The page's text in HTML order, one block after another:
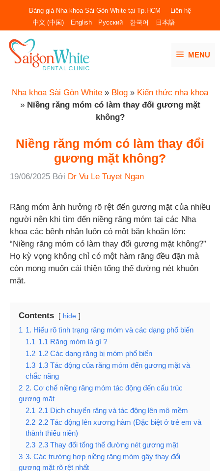
nội
dung
Bảng giá Nha khoa Sài Gòn White tại Tp.HCM
Liên hệ
中文 (中国)
English Русский 한국어 日本語
MENU
Nha khoa Sài Gòn White » Blog » Kiến thức nha khoa
» Niềng răng móm có làm thay đổi gương mặt
không?
Niềng răng móm có làm thay đổi
gương mặt không?
19/06/2025 Bởi Dr Vu Le Tuyet Ngan
Răng móm ảnh hưởng rõ rệt đến gương mặt của nhiều
người nên khi tìm đến niềng răng móm tại các Nha
khoa các bệnh nhân luôn có một băn khoăn lớn:
“Niềng răng móm có làm thay đổi gương mặt không?”
Họ kỳ vọng không chỉ có một hàm răng đều đặn mà
còn mong muốn cải thiện tổng thể đường nét khuôn
mặt.
Contents hide
1 1. Hiểu rõ tình trạng răng móm và các dạng phổ biến
1.1 1.1 Răng móm là gì ?
1.2 1.2 Các dạng răng bị móm phổ biến
1.3 1.3 Tác động của răng móm đến gương mặt và
chắc năng
2 2. Cơ chế niềng răng móm tác động đến cấu trúc
gương mặt
2.1 2.1 Dịch chuyển răng và tác động lên mô mềm
2.2 2.2 Tác động lên xương hàm (Đặc biệt ở trẻ em và
thành thiếu niên)
2.3 2.3 Thay đổi tổng thể đường nét gương mặt
3 3. Các trường hợp niềng răng móm gây thay đổi
gương mặt rõ rệt nhất